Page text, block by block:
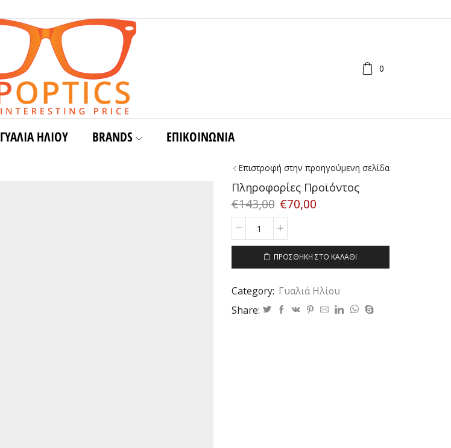
0
ΓΥΑΛΙΆ ΗΛΊΟΥ BRANDS ΕΠΙΚΟΙΝΩΝΊΑ
Επιστροφή στην προηγούμενη σελίδα
Πληροφορίες Προϊόντος
€143,00 €70,00
POLO
4048
5001/87
SIZE
ποσότητα
ΠΡΟΣΘΉΚΗ ΣΤΟ ΚΑΛΆΘΙ
Category: Γυαλιά Ηλίου
Share: